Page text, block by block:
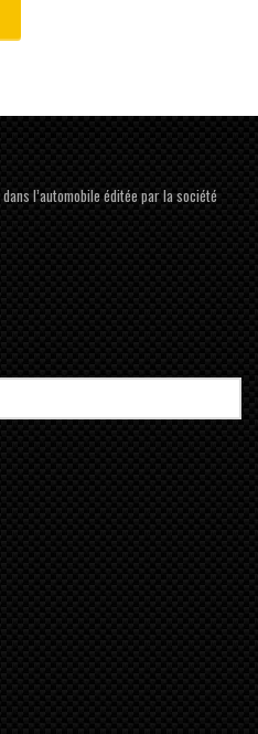
l’automobile éditée par la société